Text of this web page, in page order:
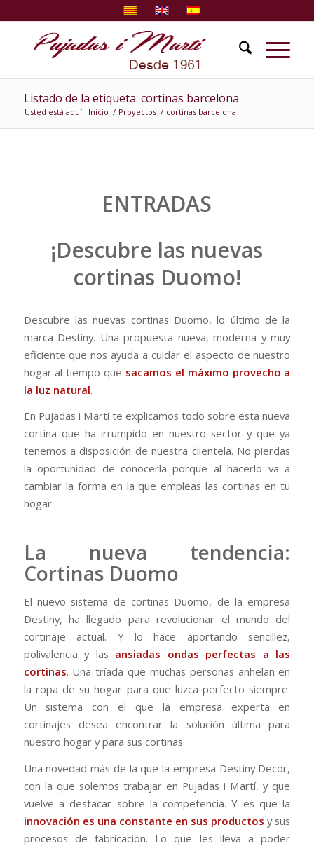
Listado de la etiqueta: cortinas barcelona
Usted está aquí: Inicio / Proyectos / cortinas barcelona
ENTRADAS
¡Descubre las nuevas
cortinas Duomo!
Descubre las nuevas cortinas Duomo, lo último de la
marca Destiny. Una propuesta nueva, moderna y muy
eficiente que nos ayuda a cuidar el aspecto de nuestro
hogar al tiempo que sacamos el máximo provecho a
la luz natural.
En Pujadas i Martí te explicamos todo sobre esta nueva
cortina que ha irrumpido en nuestro sector y que ya
tenemos a disposición de nuestra clientela. No pierdas
la oportunidad de conocerla porque al hacerlo va a
cambiar la forma en la que empleas las cortinas en tu
hogar.
La nueva tendencia:
Cortinas Duomo
El nuevo sistema de cortinas Duomo, de la empresa
Destiny, ha llegado para revolucionar el mundo del
cortinaje actual. Y lo hace aportando sencillez,
polivalencia y las ansiadas ondas perfectas a las
cortinas. Una tríada que muchas personas anhelan en
la ropa de su hogar para que luzca perfecto siempre.
Un sistema con el que la empresa experta en
cortinajes desea encontrar la solución última para
nuestro hogar y para sus cortinas.
Una novedad más de la que la empresa Destiny Decor,
con la que solemos trabajar en Pujadas i Martí, y que
vuelve a destacar sobre la competencia. Y es que la
innovación es una constante en sus productos y sus
procesos de fabricación. Lo que les lleva a poder